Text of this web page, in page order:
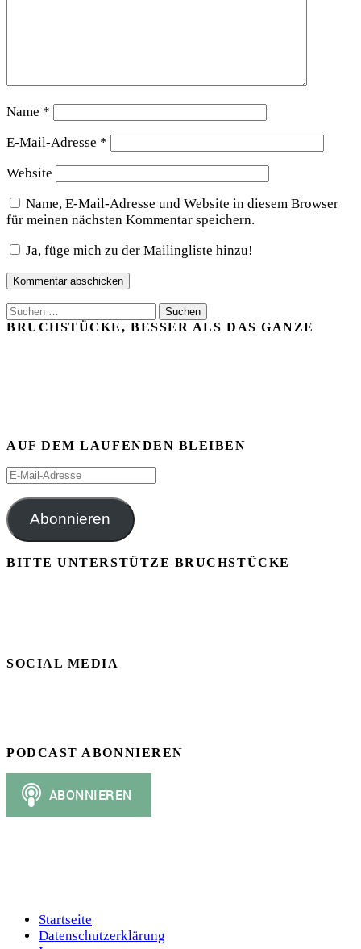
Name *
E-Mail-Adresse *
Website
Name, E-Mail-Adresse und Website in diesem Browser
für meinen nächsten Kommentar speichern.
Ja, füge mich zu der Mailingliste hinzu!
Suchen
nach:
BRUCHSTÜCKE, BESSER ALS DAS GANZE
AUF DEM LAUFENDEN BLEIBEN
E-
Adresse
Abonnieren
BITTE UNTERSTÜTZE BRUCHSTÜCKE
SOCIAL MEDIA
PODCAST ABONNIEREN
Startseite
Datenschutzerklärung